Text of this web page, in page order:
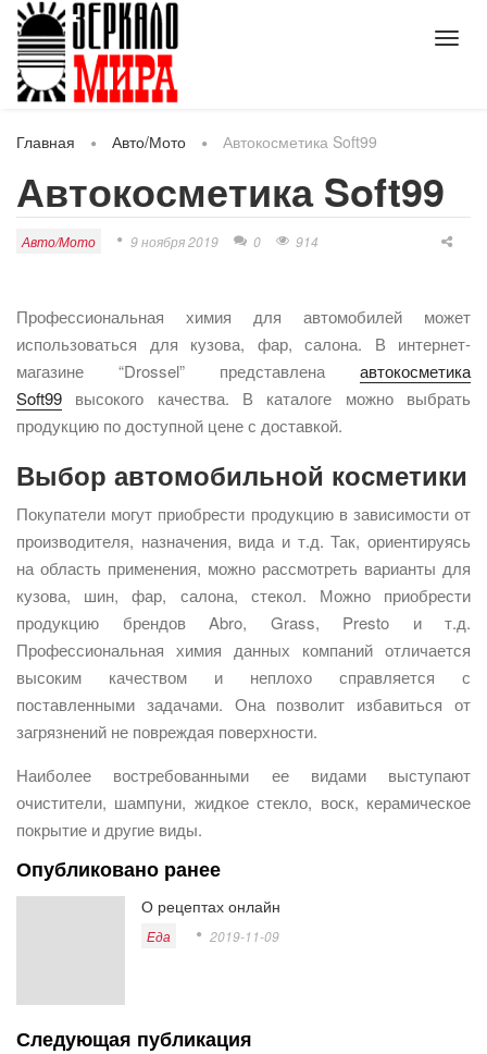
Главная Авто/Мото Автокосметика Soft99
Автокосметика Soft99
Авто/Мото 9 ноября 2019 0 914
Профессиональная химия для автомобилей может
использоваться для кузова, фар, салона. В интернет-
магазине “Drossel” представлена автокосметика
Soft99 высокого качества. В каталоге можно выбрать
продукцию по доступной цене с доставкой.
Выбор автомобильной косметики
Покупатели могут приобрести продукцию в зависимости от
производителя, назначения, вида и т.д. Так, ориентируясь
на область применения, можно рассмотреть варианты для
кузова, шин, фар, салона, стекол. Можно приобрести
продукцию брендов Abro, Grass, Presto и т.д.
Профессиональная химия данных компаний отличается
высоким качеством и неплохо справляется с
поставленными задачами. Она позволит избавиться от
загрязнений не повреждая поверхности.
Наиболее востребованными ее видами выступают
очистители, шампуни, жидкое стекло, воск, керамическое
покрытие и другие виды.
Опубликовано ранее
О рецептах онлайн
Еда 2019-11-09
Следующая публикация